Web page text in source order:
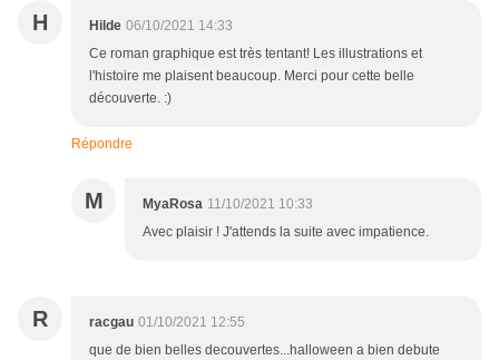
H Hilde 06/10/2021 14:33
Ce roman graphique est très tentant! Les illustrations et
l'histoire me plaisent beaucoup. Merci pour cette belle
découverte. :)
Répondre
M MyaRosa 11/10/2021 10:33
Avec plaisir ! J'attends la suite avec impatience.
R racgau 01/10/2021 12:55
que de bien belles decouvertes...halloween a bien debute